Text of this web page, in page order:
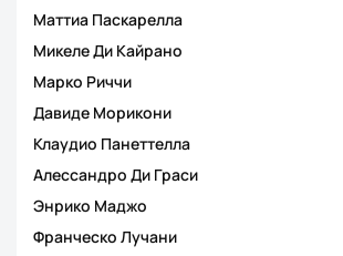
Маттиа Паскарелла
Микеле Ди Кайрано
Марко Риччи
Давиде Морикони
Клаудио Панеттелла
Алессандро Ди Граси
Энрико Маджо
Франческо Лучани